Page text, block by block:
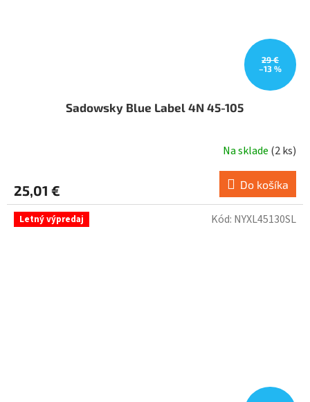
29 €
–13 %
Sadowsky Blue Label 4N 45-105
Na sklade (2 ks)
25,01 € Do košíka
Letný výpredaj Kód: NYXL45130SL